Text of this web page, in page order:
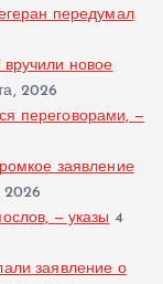
передумал
новое
2026
переговорами, —
заявление
2026
— указы 4
заявление о